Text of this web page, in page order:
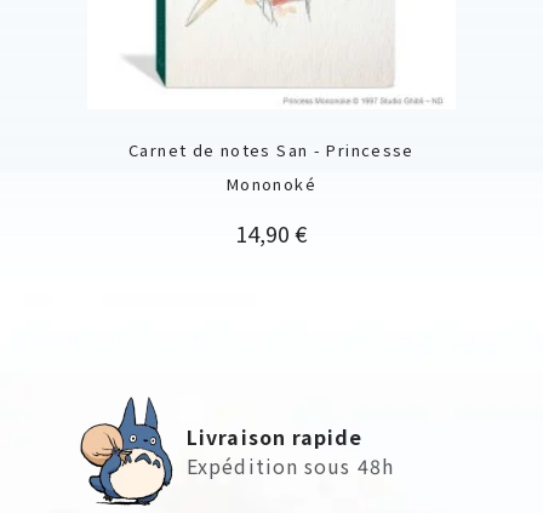
Carnet de notes San - Princesse
Mononoké
Prix
14,90 €
Livraison rapide
Expédition sous 48h